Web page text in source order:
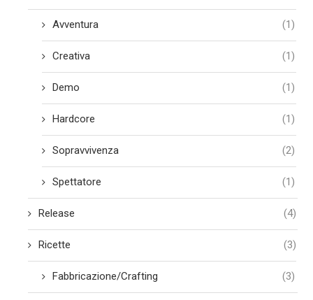
Avventura (1)
Creativa (1)
Demo (1)
Hardcore (1)
Sopravvivenza (2)
Spettatore (1)
Release (4)
Ricette (3)
Fabbricazione/Crafting (3)